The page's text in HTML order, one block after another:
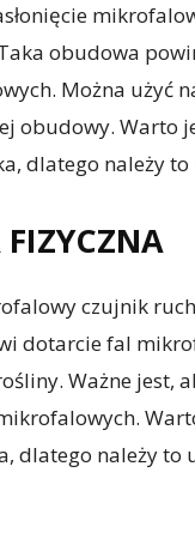
obudowa
Można użyć
obudowy. Warto
dlatego należy
FIZYCZNA
czujnik
dotarcie fal
Ważne jest,
dlatego należy